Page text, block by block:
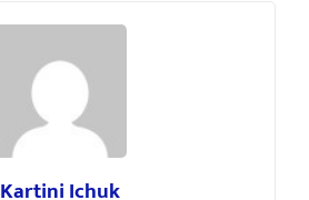
Kartini Ichuk